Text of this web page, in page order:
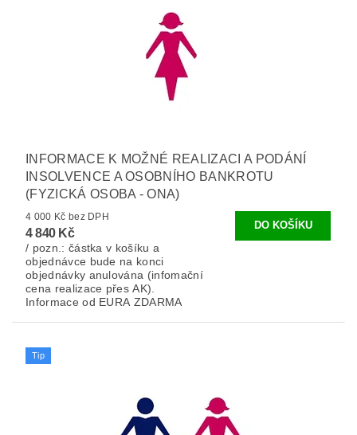
INFORMACE K MOŽNÉ REALIZACI A PODÁNÍ
INSOLVENCE A OSOBNÍHO BANKROTU
(FYZICKÁ OSOBA - ONA)
4 000 Kč bez DPH
4 840 Kč
/ pozn.: částka v košíku a
objednávce bude na konci
objednávky anulována (infomační
cena realizace přes AK).
Informace od EURA ZDARMA
Tip